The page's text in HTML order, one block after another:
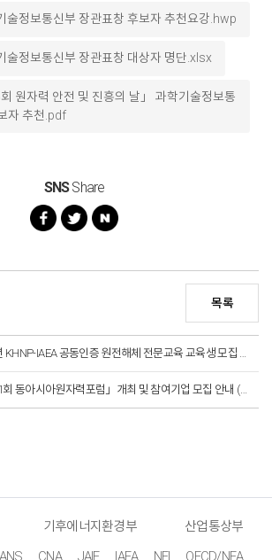
술정보통신부 장관표창 후보자 추천요강.hwp
술정보통신부 장관표창 대상자 명단.xlsx
원자력 안전 및 진흥의 날」 과학기술정보통
자 추천.pdf
SNSShare
목록
「제11회 동아시아원자력포럼」개최 및 참여기업 모집 안내 (~10.2.)
기후에너지환경부
산업통상부
ANS CNA JAIF IAEA NEI OECD/NEA